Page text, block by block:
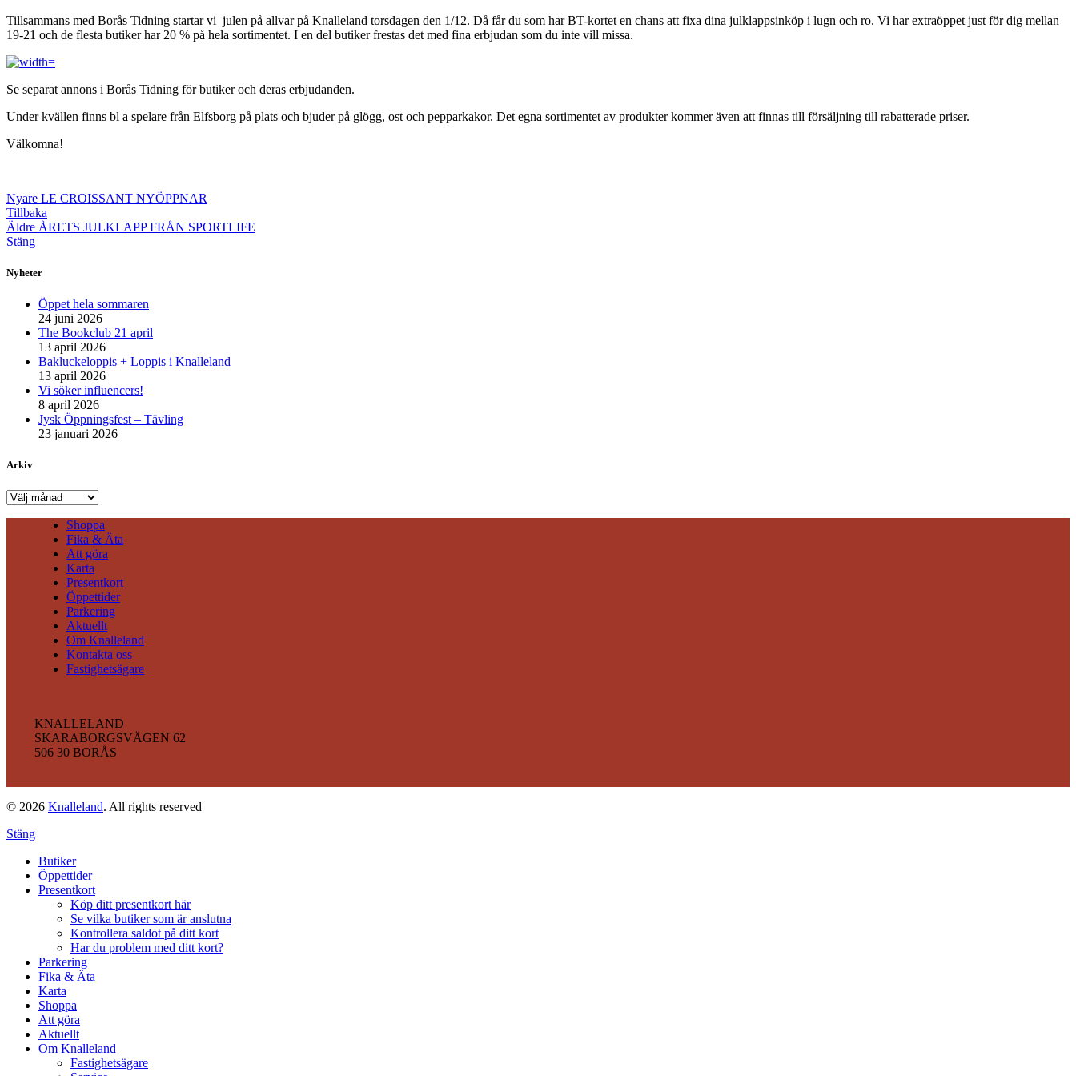
Tillsammans med Borås Tidning startar vi julen på allvar på Knalleland torsdagen den 1/12. Då får du som har BT-kortet en chans att fixa dina julklappsinköp i lugn och ro. Vi har extraöppet just för dig mellan
19-21 och de flesta butiker har 20 % på hela sortimentet. I en del butiker frestas det med fina erbjudan som du inte vill missa.
Se separat annons i Borås Tidning för butiker och deras erbjudanden.
Under kvällen finns bl a spelare från Elfsborg på plats och bjuder på glögg, ost och pepparkakor. Det egna sortimentet av produkter kommer även att finnas till försäljning till rabatterade priser.
Välkomna!
Nyare LE CROISSANT NYÖPPNAR
Tillbaka
Äldre ÅRETS JULKLAPP FRÅN SPORTLIFE
Stäng
Nyheter
Öppet hela sommaren
24 juni 2026
The Bookclub 21 april
13 april 2026
Bakluckeloppis + Loppis i Knalleland
13 april 2026
Vi söker influencers!
8 april 2026
Jysk Öppningsfest – Tävling
23 januari 2026
Arkiv
Arkiv
Shoppa
Fika & Äta
Att göra
Karta
Presentkort
Öppettider
Parkering
Aktuellt
Om Knalleland
Kontakta oss
Fastighetsägare
KNALLELAND
SKARABORGSVÄGEN 62
506 30 BORÅS
© 2026 Knalleland. All rights reserved
Stäng
Butiker
Öppettider
Presentkort
Köp ditt presentkort här
Se vilka butiker som är anslutna
Kontrollera saldot på ditt kort
Har du problem med ditt kort?
Parkering
Fika & Äta
Karta
Shoppa
Att göra
Aktuellt
Om Knalleland
Fastighetsägare